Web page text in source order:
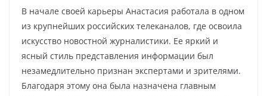
В начале своей карьеры Анастасия работала в одном
из крупнейших российских телеканалов, где освоила
искусство новостной журналистики. Ее яркий и
ясный стиль представления информации был
незамедлительно признан экспертами и зрителями.
Благодаря этому она была назначена главным